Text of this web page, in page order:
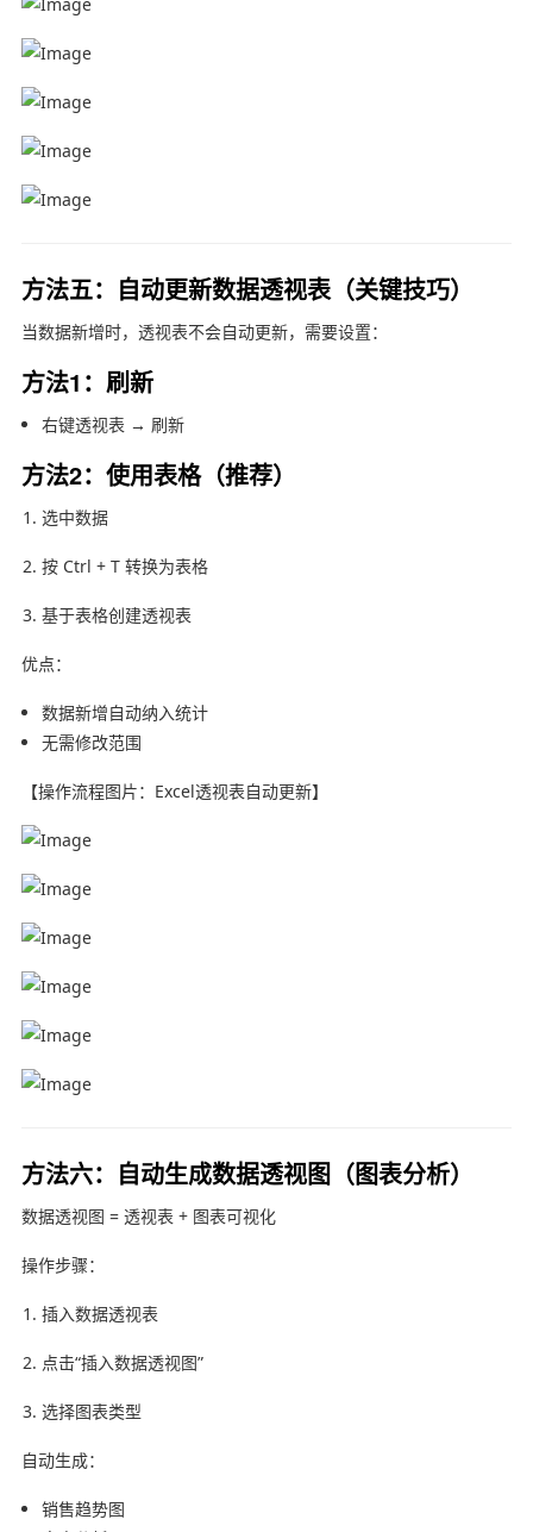
方法五：自动更新数据透视表（关键技巧）
当数据新增时，透视表不会自动更新，需要设置：
方法1：刷新
右键透视表 → 刷新
方法2：使用表格（推荐）
选中数据
按 Ctrl + T 转换为表格
基于表格创建透视表
优点：
数据新增自动纳入统计
无需修改范围
【操作流程图片：Excel透视表自动更新】
方法六：自动生成数据透视图（图表分析）
数据透视图 = 透视表 + 图表可视化
操作步骤：
插入数据透视表
点击“插入数据透视图”
选择图表类型
自动生成：
销售趋势图